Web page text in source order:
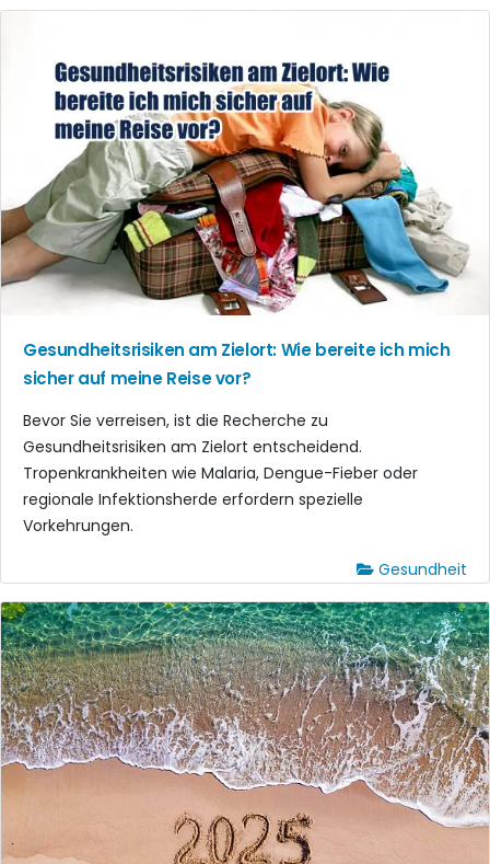
Gesundheitsrisiken am Zielort: Wie bereite ich mich
sicher auf meine Reise vor?
Bevor Sie verreisen, ist die Recherche zu
Gesundheitsrisiken am Zielort entscheidend.
Tropenkrankheiten wie Malaria, Dengue-Fieber oder
regionale Infektionsherde erfordern spezielle
Vorkehrungen.
Gesundheit